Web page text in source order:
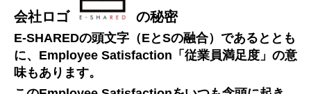
会社ロゴ の秘密
E-SHAREDの頭文字（EとSの融合）であるととも
に、Employee Satisfaction「従業員満足度」の意
味もあります。